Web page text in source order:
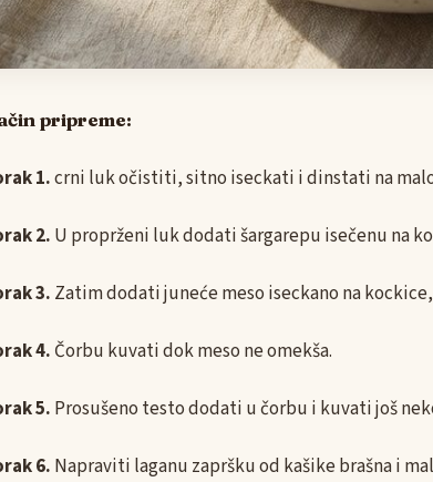
pripreme:
1.crni luk očistiti, sitno iseckati i dinstati na
2. U proprženi luk dodati šargarepu isečenu na
3. Zatim dodati juneće meso iseckano na
4. Čorbu kuvati dok meso ne omekša.
5. Prosušeno testo dodati u čorbu i kuvati još
6. Napraviti laganu zapršku od kašike brašna i